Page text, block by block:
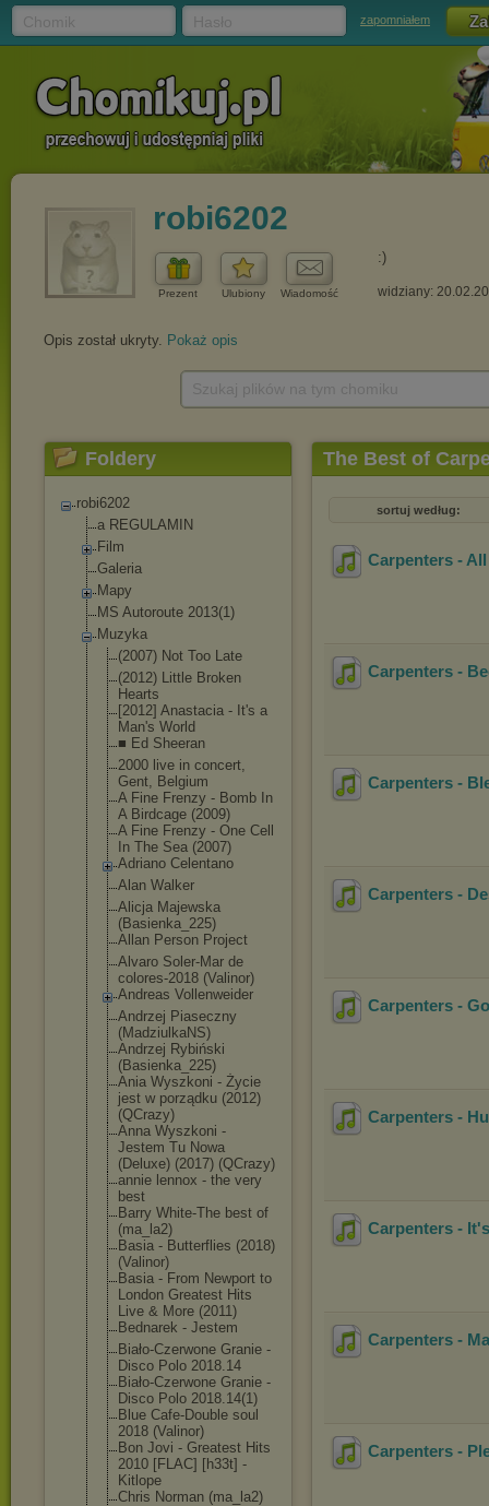
zapomniałem
robi6202
Prezent Ulubiony Wiadomość
:)
widziany:
Opis został ukryty. Pokaż opis
Foldery
robi6202
a REGULAMIN
Film
Galeria
Mapy
MS Autoroute 2013(1)
Muzyka
(2007) Not Too Late
(2012) Little Broken
Hearts
[2012] Anastacia - It's a
Man's World
■ Ed Sheeran
2000 live in concert,
Gent, Belgium
A Fine Frenzy - Bomb In
A Birdcage (2009)
A Fine Frenzy - One Cell
In The Sea (2007)
Adriano Celentano
Alan Walker
Alicja Majewska
(Basienka_225)
Allan Person Project
Alvaro Soler-Mar de
colores-2018 (Valinor)
Andreas Vollenweider
Andrzej Piaseczny
(MadziulkaNS)
Andrzej Rybiński
(Basienka_225)
Ania Wyszkoni - Życie
jest w porządku (2012)
(QCrazy)
Anna Wyszkoni -
Jestem Tu Nowa
(Deluxe) (2017) (QCrazy)
annie lennox - the very
best
Barry White-The best of
(ma_la2)
Basia - Butterflies (2018)
(Valinor)
Basia - From Newport to
London Greatest Hits
Live & More (2011)
Bednarek - Jestem
Biało-Czerwone Granie -
Disco Polo 2018.14
Biało-Czerwone Granie -
Disco Polo 2018.14(1)
Blue Cafe-Double soul
2018 (Valinor)
Bon Jovi - Greatest Hits
2010 [FLAC] [h33t] -
Kitlope
Chris Norman (ma_la2)
The Best of
sortuj według:
Carpenters -
Carpenters -
Carpenters -
Carpenters -
Carpenters -
Carpenters -
Carpenters -
Carpenters -
Carpenters -